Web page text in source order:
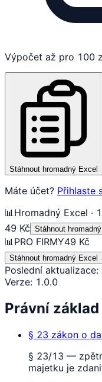
Výpočet až pro 100
Stáhnout hromadný Excel
Máte účet? Přihlaste
📊 Hromadný Excel ·
49 Kč Stáhnout
📊 PRO FIRMY49 Kč
Stáhnout hromadný Excel
Poslední aktualizace:
Verze: 1.0.0
Právní základ
§ 23 zákon o
§ 23/13 —
majetku je